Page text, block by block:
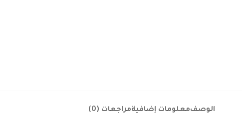
الوصفمعلومات إضافيةمراجعات (0)